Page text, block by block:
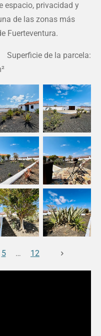
espacio, privacidad y
de las zonas más
Fuerteventura.
de la parcela:
5 12